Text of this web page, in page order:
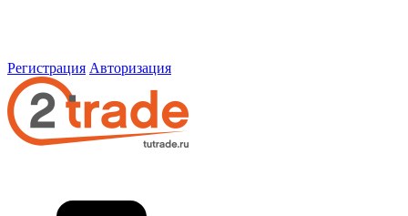
Регистрация Авторизация